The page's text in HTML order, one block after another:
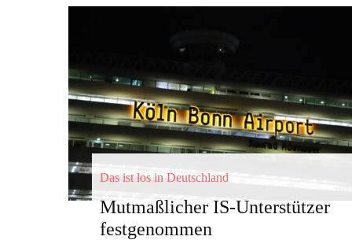
Das ist los in Deutschland
Mutmaßlicher IS-Unterstützer
festgenommen